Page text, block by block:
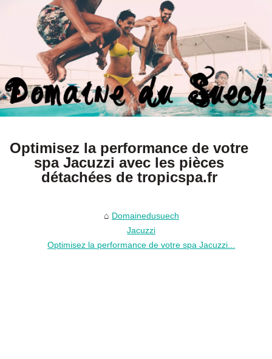
Optimisez la performance de votre
spa Jacuzzi avec les pièces
détachées de tropicspa.fr
Domainedusuech
Jacuzzi
Optimisez la performance de votre spa Jacuzzi...